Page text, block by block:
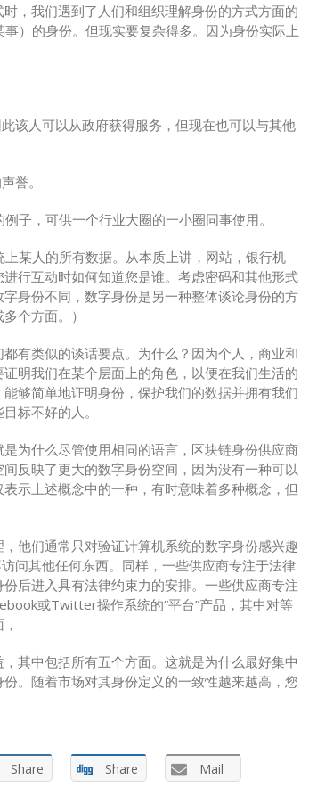
，我们遇到了人们和组织理解身份的方式方面的
）的身份。但现实要复杂得多。因为身份实际上
该人可以从政府获得服务，但现在也可以与其他
誉。
子，可供一个行业大圈的一小圈同事使用。
某人的所有数据。从本质上讲，网站，银行机
行互动时如何知道您是谁。考虑密码和其他形式
身份不同，数字身份是另一种整体谈论身份的方
个方面。）
有类似的谈话要点。为什么？因为个人，商业和
明我们在某个层面上的角色，以便在我们生活的
够简单地证明身份，保护我们的数据并拥有我们
标不好的人。
为什么尽管使用相同的语言，区块链身份供应商
反映了更大的数字身份空间，因为没有一种可以
示上述概念中的一种，有时意味着多种概念，但
他们通常只对验证计算机系统的数字身份感兴趣
问其他任何东西。同样，一些供应商专注于法律
后进入具有法律约束力的安排。一些供应商专注
或Twitter操作系统的“平台”产品，其中对等
其中包括所有五个方面。这就是为什么最好集中
。随着市场对其身份定义的一致性越来越高，您
Share Share Mail